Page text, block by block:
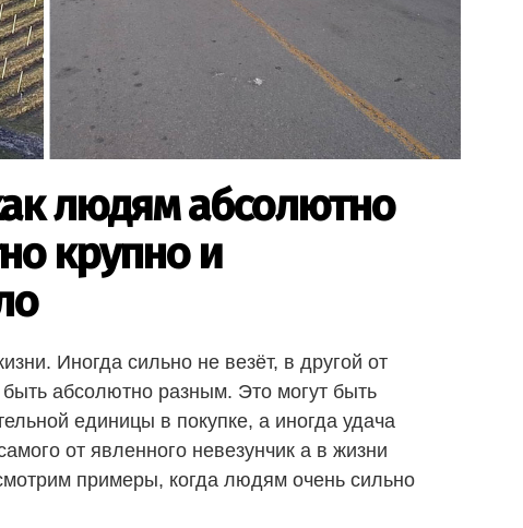
людям абсолютно
крупно и
Иногда сильно не везёт, в другой от
абсолютно разным. Это могут быть
единицы в покупке, а иногда удача
от явленного невезунчик а в жизни
примеры, когда людям очень сильно